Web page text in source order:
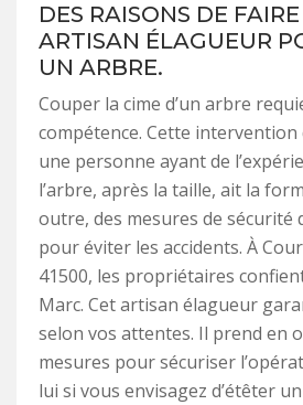
DES RAISONS DE
ARTISAN ÉLAGUEUR
UN ARBRE.
Couper la cime d’un arbre
compétence. Cette
une personne ayant de
l’arbre, après la taille, ait la
outre, des mesures de sécurité
pour éviter les accidents. À
41500, les propriétaires
Marc. Cet artisan élagueur
selon vos attentes. Il prend en
mesures pour sécuriser
lui si vous envisagez d’étêter